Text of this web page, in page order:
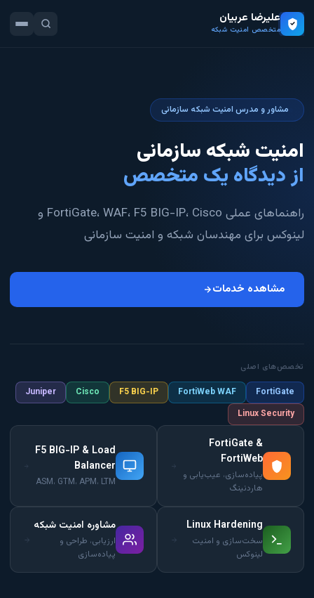
علیرضا عربیان
متخصص امنیت شبکه
مشاور و مدرس امنیت شبکه سازمانی
امنیت شبکه سازمانی
از دیدگاه یک متخصص
راهنماهای عملی FortiGate، WAF، F5 BIG-IP، Cisco و
لینوکس برای مهندسان شبکه و امنیت سازمانی
مشاهده خدمات
تخصص‌های اصلی
FortiGate
FortiWeb WAF
F5 BIG-IP
Cisco
Juniper
Linux Security
FortiGate &
FortiWeb
پیاده‌سازی، عیب‌یابی و
هاردنینگ
F5 BIG-IP & Load
Balancer
ASM، GTM، APM، LTM
Linux Hardening
سخت‌سازی و امنیت
لینوکس
مشاوره امنیت شبکه
ارزیابی، طراحی و
پیاده‌سازی